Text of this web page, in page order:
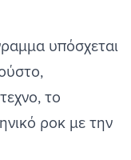
υπόσχεται
το
ροκ με την